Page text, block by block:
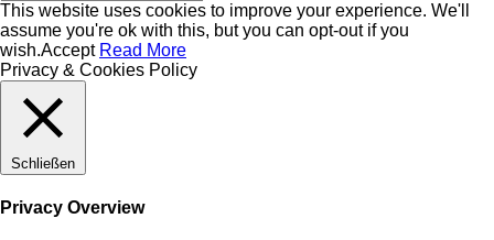
This website uses cookies to improve your experience. We'll
assume you're ok with this, but you can opt-out if you
wish.Accept Read More
Privacy & Cookies Policy
Schließen
Privacy Overview